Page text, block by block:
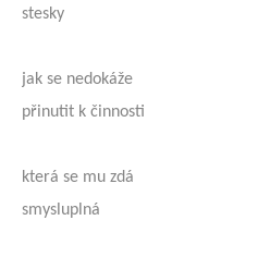
stesky
jak se nedokáže
přinutit k činnosti
která se mu zdá
smysluplná